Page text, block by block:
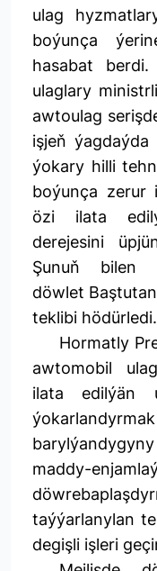
ulag
boýunça
hasabat
ulaglary
awtoulag
işjeň
ýokary hilli
boýunça zerur
özi ilata
derejesini
Şunuň bilen
döwlet
teklibi hödürledi.
Hormatly
awtomobil
ilata edilýän
maddy-
taýýarlanylan
degişli işleri